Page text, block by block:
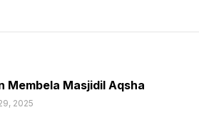
Membela Masjidil Aqsha
2025